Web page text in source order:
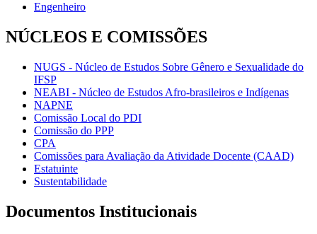
Engenheiro
NÚCLEOS E COMISSÕES
NUGS - Núcleo de Estudos Sobre Gênero e Sexualidade do
IFSP
NEABI - Núcleo de Estudos Afro-brasileiros e Indígenas
NAPNE
Comissão Local do PDI
Comissão do PPP
CPA
Comissões para Avaliação da Atividade Docente (CAAD)
Estatuinte
Sustentabilidade
Documentos Institucionais